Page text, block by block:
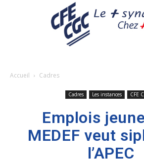
Accueil Cadres
Cadres Les instances CFE
Emplois
MEDEF veut
l’APEC